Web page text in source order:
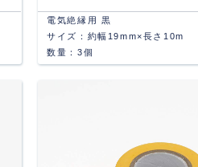
電気絶縁用 黒
サイズ：約幅19mm×長さ10m
数量：3個